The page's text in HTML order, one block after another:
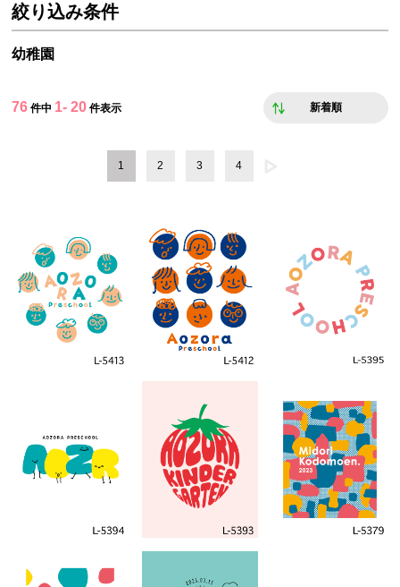
絞り込み条件
幼稚園
76 件中 1- 20 件表示 新着順
1 2 3 4